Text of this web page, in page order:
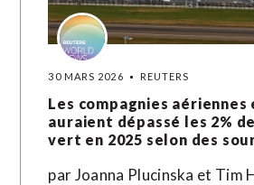
30 MARS 2026 REUTERS
Les compagnies aériennes
auraient dépassé les 2%
vert en 2025 selon des
par Joanna Plucinska et Tim